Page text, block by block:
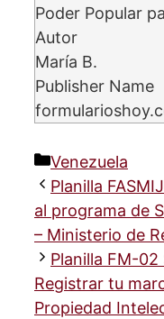
Poder Popular
Autor
María B.
Publisher Name
Categorías
Venezuela
Planilla
al programa de
– Ministerio de
Planilla FM-02
Registrar tu
Propiedad